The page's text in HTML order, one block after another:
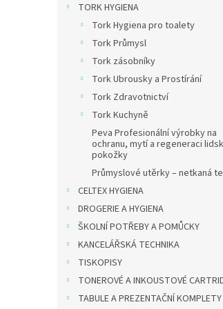
TORK HYGIENA
Tork Hygiena pro toalety
Tork Průmysl
Tork zásobníky
Tork Ubrousky a Prostírání
Tork Zdravotnictví
Tork Kuchyně
Peva Profesionální výrobky na
ochranu, mytí a regeneraci
pokožky
Průmyslové utěrky – netkaná
CELTEX HYGIENA
DROGERIE A HYGIENA
ŠKOLNÍ POTŘEBY A POMŮCKY
KANCELÁŘSKÁ TECHNIKA
TISKOPISY
TONEROVÉ A INKOUSTOVÉ
TABULE A PREZENTAČNÍ KOMPLETY